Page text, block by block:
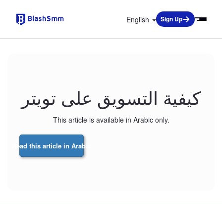
English Sign Up
كيفية التسويق على تويتر
This article is available in Arabic only.
Read this article in Arabic